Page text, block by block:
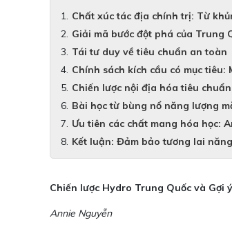
Chất xúc tác địa chính trị: Từ
Giải mã bước đột phá của Trung
Tái tư duy về tiêu chuẩn an toàn
Chính sách kích cầu có mục tiêu:
Chiến lược nội địa hóa tiêu chuẩn
Bài học từ bùng nổ năng lượng
Ưu tiên các chất mang hóa học:
Kết luận: Đảm bảo tương lai
Chiến lược Hydro Trung Quốc và
Annie Nguyễn